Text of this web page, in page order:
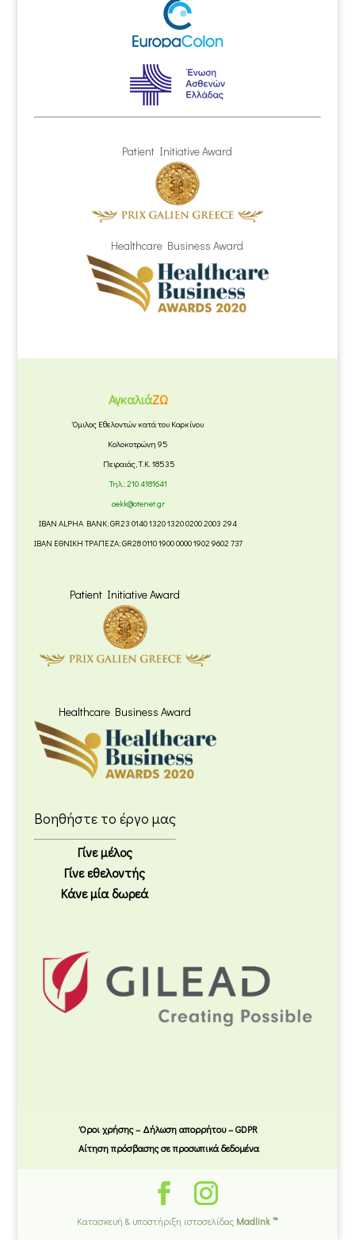
Patient Initiative Award
Healthcare Business Award
ΑγκαλιάΖΩ
Όμιλος Εθελοντών κατά του Καρκίνου
Κολοκοτρώνη 95
Πειραιάς, Τ.Κ. 18535
Τηλ.:210 4181641
oekk@otenet.gr
IBAN ALPHA BANK: GR23 0140 1320 1320 0200 2003 294
IBAN ΕΘΝΙΚΗ ΤΡΑΠΕΖΑ: GR28 0110 1900 0000 1902 9602 737
Patient Initiative Award
Healthcare Business Award
Βοηθήστε το έργο μας
Γίνε μέλος
Γίνε εθελοντής
Κάνε μία δωρεά
Όροι χρήσης – Δήλωση απορρήτου – GDPR
Αίτηση πρόσβασης σε προσωπικά δεδομένα
Κατασκευή & υποστήριξη ιστοσελίδας Madlink ™